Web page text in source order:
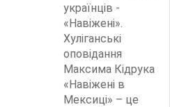
українців -
«Навіжені».
Хуліганські
оповідання
Максима Кідрука
«Навіжені в
Мексиці» – це